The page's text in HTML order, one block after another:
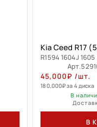
Kia Ceed R17
R1594 1604J 1605
Арт.
45,000₽ /шт.
180,000₽за 4 диска
В
В